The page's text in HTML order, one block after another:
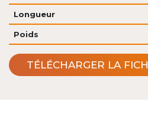
Longueur
Poids
TÉLÉCHARGER LA